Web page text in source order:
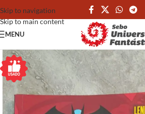
Skip to navigation
Skip to main content
MENU